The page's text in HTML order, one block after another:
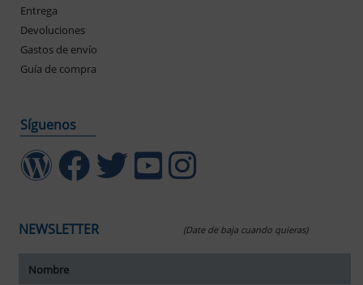
Entrega
Devoluciones
Gastos de envío
Guía de compra
Síguenos
NEWSLETTER (Date de baja cuando quieras)
tamaño del texto